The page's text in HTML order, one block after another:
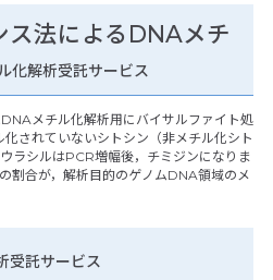
ス法によるDNAメチ
化解析受託サービス
メチル化解析用にバイサルファイト処
されていないシトシン（非メチル化シト
ラシルはPCR増幅後，チミジンになりま
割合が，解析目的のゲノムDNA領域のメ
受託サービス